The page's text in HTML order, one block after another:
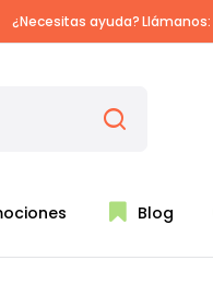
¿Necesitas ayuda? Llámanos:
Blog